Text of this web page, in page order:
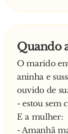
Quando
O marido
aninha e
ouvido de
- estou sem
E a mulher:
- Amanhã